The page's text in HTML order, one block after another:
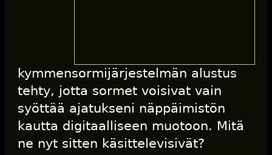
kymmensormijärjestelmän alustus
tehty, jotta sormet voisivat vain
syöttää ajatukseni näppäimistön
kautta digitaalliseen muotoon. Mitä
ne nyt sitten käsittelevisivät?